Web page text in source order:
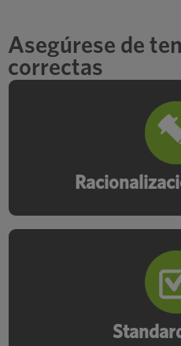
Asegúrese de
correctas
Descubra
estandarizar sus
y
Develop a
fasteners for